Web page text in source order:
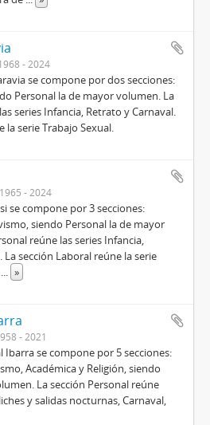
- 2024
se compone por dos secciones:
Personal la de mayor volumen. La
series Infancia, Retrato y Carnaval.
la serie Trabajo Sexual.
1965 - 2024
se compone por 3 secciones:
siendo Personal la de mayor
reúne las series Infancia,
La sección Laboral reúne la serie
... »
- 2021
Ibarra se compone por 5 secciones:
Académica y Religión, siendo
La sección Personal reúne
y salidas nocturnas, Carnaval,